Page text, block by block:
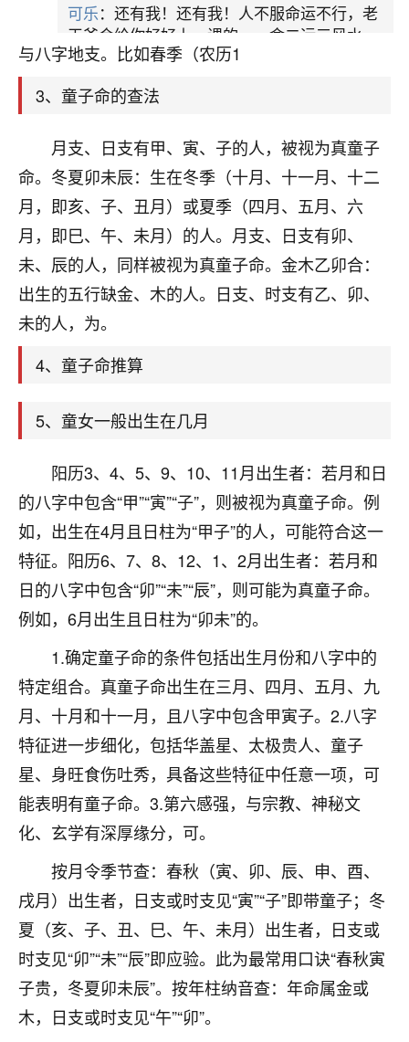
被民间视为童子命。童子命的判断多结合出生月份
与八字地支。比如春季（农历1
3、童子命的查法
月支、日支有甲、寅、子的人，被视为真童子
命。冬夏卯未辰：生在冬季（十月、十一月、十二
月，即亥、子、丑月）或夏季（四月、五月、六
月，即巳、午、未月）的人。月支、日支有卯、
未、辰的人，同样被视为真童子命。金木乙卯合：
出生的五行缺金、木的人。日支、时支有乙、卯、
未的人，为。
4、童子命推算
5、童女一般出生在几月
阳历3、4、5、9、10、11月出生者：若月和日
的八字中包含“甲”“寅”“子”，则被视为真童子命。例
如，出生在4月且日柱为“甲子”的人，可能符合这一
特征。阳历6、7、8、12、1、2月出生者：若月和
日的八字中包含“卯”“未”“辰”，则可能为真童子命。
例如，6月出生且日柱为“卯未”的。
1.确定童子命的条件包括出生月份和八字中的
特定组合。真童子命出生在三月、四月、五月、九
月、十月和十一月，且八字中包含甲寅子。2.八字
特征进一步细化，包括华盖星、太极贵人、童子
星、身旺食伤吐秀，具备这些特征中任意一项，可
能表明有童子命。3.第六感强，与宗教、神秘文
化、玄学有深厚缘分，可。
按月令季节查：春秋（寅、卯、辰、申、酉、
戌月）出生者，日支或时支见“寅”“子”即带童子；冬
夏（亥、子、丑、巳、午、未月）出生者，日支或
时支见“卯”“未”“辰”即应验。此为最常用口诀“春秋寅
子贵，冬夏卯未辰”。按年柱纳音查：年命属金或
木，日支或时支见“午”“卯”。
可乐：还有我！还有我！人不服命运不行，老
天爷会给你好好上一课的。一命二运三风水，
哪样不服都不行！
卦，认识老师3年了，都是缘分啊！
17分钟前 来自湖北 19
心若莲花
我是做餐饮的，这两年，生意屡屡受挫，店开一家关
一家，要么生意不好，生意好的就出事。前些年攒的
家底快败光了，真是倒霉！我也想找人看看到底怎么
回事？
鹿森：你可以找老师看看，人有时不服命不行
啊！
太阳当空赵
是我从找店开始都是找慧来老师跟进的，选
大环境不好，但是我家生意还可以，前几天又
2小时前 来自海南 18
梦醒时分
我女儿高二叛逆，大半年不上学，一说她就要死要活
的，把我们两口子愁的不行，朋友给我推荐的慧来老
师，一开始我是病急乱投医，这半年来，法事一个个
做完，我女儿跟变了个人一样，不期望她能考多好的
康康的我就很知足了！
鹿森 ：可怜天下父母心啊！
3小时前 来自河北 16
付深
我是公司人事调整，有升迁机会，但同时竞争的我们
三个，找老师的时候是抱着侥幸心理，没想到老师看
太岁还有一个发钱粮，本来年前的人事调整，拖到年
后，我以为都没戏了，结果开年一上班，开会提拔升
职第一个就是我，职务无所谓，主要是底薪加了
3000，非常开心，无论如何，感恩感谢！🙏🏻
鹿森：恭喜升职加薪！！，请客吗？�
12小时前 来自北京